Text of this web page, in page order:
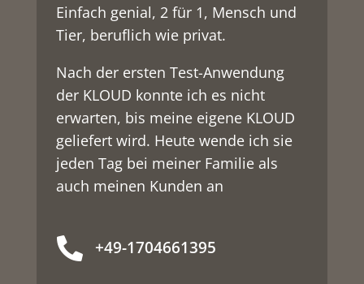
Einfach genial, 2 für 1, Mensch und
Tier, beruflich wie privat.
Nach der ersten Test-Anwendung
der KLOUD konnte ich es nicht
erwarten, bis meine eigene KLOUD
geliefert wird. Heute wende ich sie
jeden Tag bei meiner Familie als
auch meinen Kunden an
 +49-1704661395